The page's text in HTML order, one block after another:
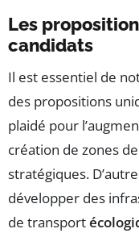
Les
candidats
Il est essentiel de
des propositions
plaidé pour
création de zones
stratégiques.
développer des
de transport